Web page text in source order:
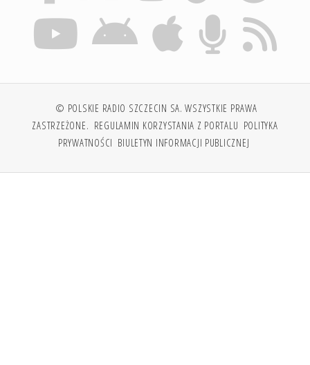
© POLSKIE RADIO SZCZECIN SA. WSZYSTKIE PRAWA
ZASTRZEŻONE. REGULAMIN KORZYSTANIA Z PORTALU POLITYKA
PRYWATNOŚCI BIULETYN INFORMACJI PUBLICZNEJ